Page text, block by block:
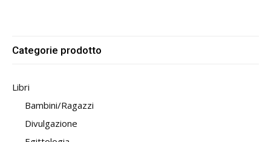
Categorie prodotto
Libri
Bambini/Ragazzi
Divulgazione